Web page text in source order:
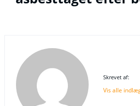
Skrevet af:
Vis alle